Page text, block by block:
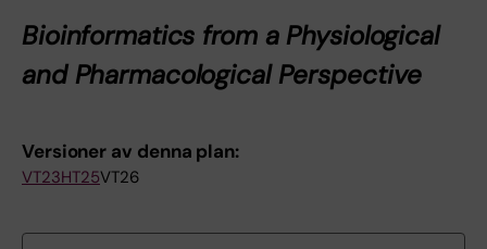
Bioinformatics from a Physiological
and Pharmacological Perspective
Versioner av denna plan:
VT23HT25VT26